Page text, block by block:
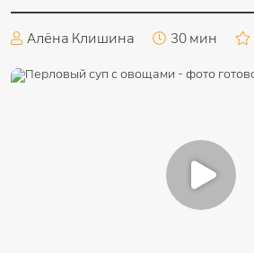
Алёна Клишина 30 мин